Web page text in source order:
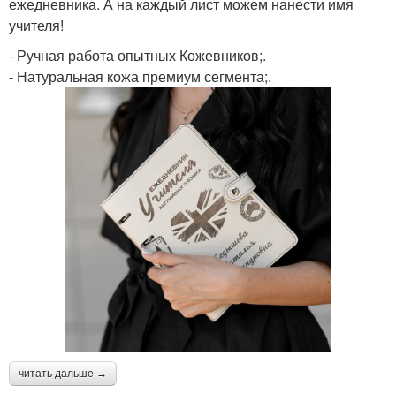
ежедневника. А на каждый лист можем нанести имя
учителя!
- Ручная работа опытных Кожевников;.
- Натуральная кожа премиум сегмента;.
читать дальше →